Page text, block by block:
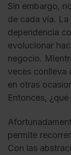
Sin embargo,
de cada vía.
dependencia
evolucionar
negocio.
veces conlleva
en otras
Entonces,
permite
Con las